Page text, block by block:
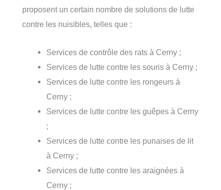
proposent un certain nombre de solutions de lutte
contre les nuisibles, telles que :
Services de contrôle des rats à Cerny ;
Services de lutte contre les souris à Cerny ;
Services de lutte contre les rongeurs à
Cerny ;
Services de lutte contre les guêpes à Cerny
;
Services de lutte contre les punaises de lit
à Cerny ;
Services de lutte contre les araignées à
Cerny ;